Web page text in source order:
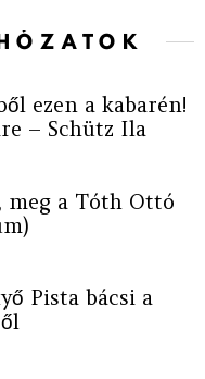
ezen a kabarén!
– Schütz Ila
meg a Tóth Ottó
Pista bácsi a